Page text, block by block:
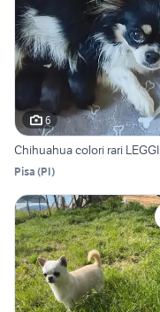
6
Chihuahua colori rari LEGGI
Pisa (PI)